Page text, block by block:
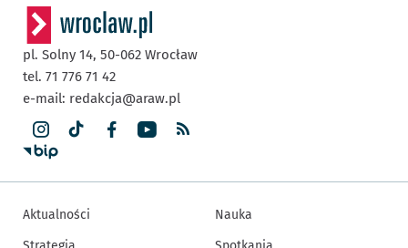
pl. Solny 14, 50-062 Wrocław
tel. 71 776 71 42
e-mail: redakcja@araw.pl
Aktualności
Nauka